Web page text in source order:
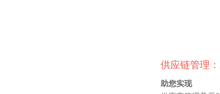
供应链管理：
助您实现